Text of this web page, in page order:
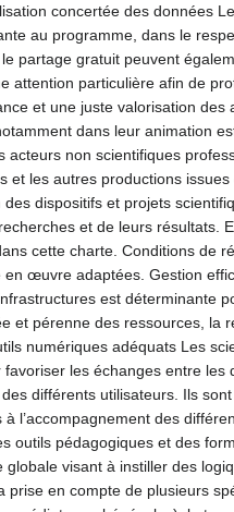
concertée des données
au programme, dans le
partage gratuit peuvent
attention particulière afin de
et une juste valorisation
dans leur animation
non scientifiques
les autres productions
dispositifs et projets
et de leurs résultats.
cette charte. Conditions de
œuvre adaptées. Gestion
est déterminante
et pérenne des ressources, la
numériques adéquats Les
les échanges entre
différents utilisateurs. Ils
l’accompagnement des
outils pédagogiques et des
visant à instiller des
en compte de plusieurs